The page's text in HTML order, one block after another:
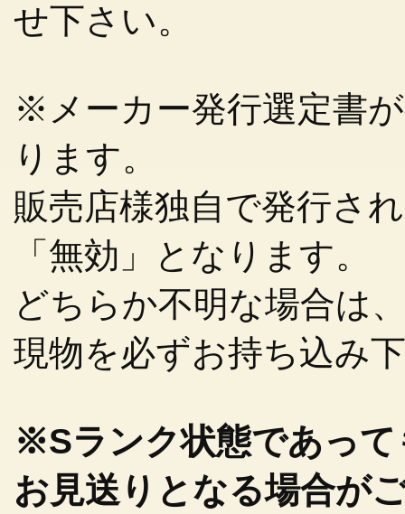
せ下さい。
※メーカー発行選定書
ります。
販売店様独自で発行さ
「無効」となります。
どちらか不明な場合は
現物を必ずお持ち込み
※Sランク状態であって
お見送りとなる場合が